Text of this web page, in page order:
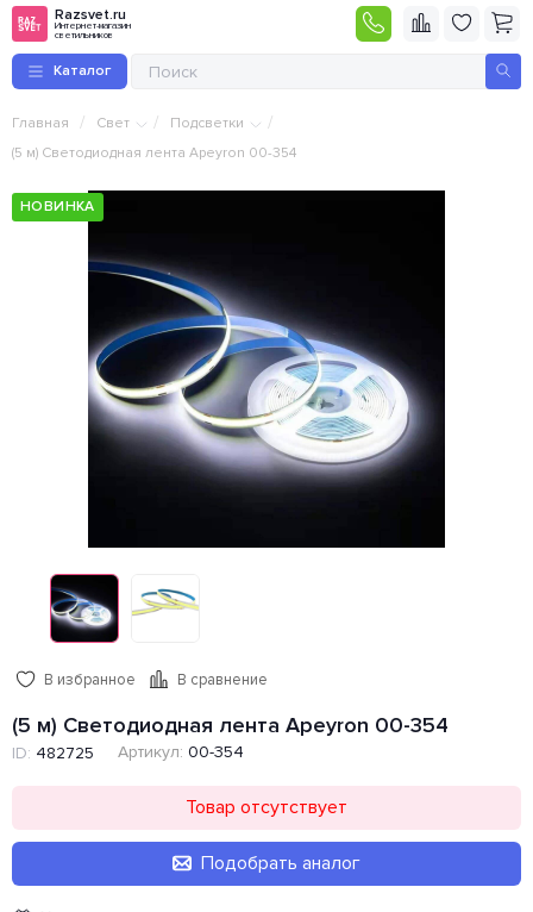
Razsvet.ru
Интернет-магазин
светильников
Каталог
Главная / Свет / Подсветки /
(5 м) Светодиодная лента Apeyron 00-354
НОВИНКА
В избранное В сравнение
(5 м) Светодиодная лента Apeyron 00-354
ID: 482725 Артикул: 00-354
Товар отсутствует
Подобрать аналог